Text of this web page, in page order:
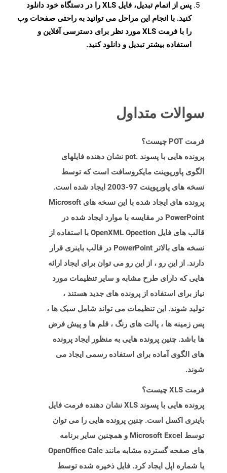
پس از اتمام تبدیل، فایل XLS را در دستگاه خود دانلود
کنید. با انجام این مراحل می توانید به راحتی صفحات وب
را با فرمت XLS مورد نظر برای دسترسی آفلاین و
استفاده بیشتر تبدیل و دانلود کنید.
سوالات متداول
فرمت POT چیست؟
پرونده هایی با پسوند .pot نشان دهنده فایلهای
الگوی پاورپوینت مایکروسافت است که توسط
نسخه های پاورپوینت 97-2003 ایجاد شده است.
پرونده های ایجاد شده با این نسخه های Microsoft
PowerPoint در مقایسه با موارد ایجاد شده در
قالب های فایل OpenXML Opection با استفاده از
نسخه های بالاتر PowerPoint در قالب باینری قرار
دارند. از این رو ، از این رو می توان برای ایجاد ارائه
هایی که دارای طرح مشابه و سایر تنظیمات مورد
نیاز برای استفاده از پرونده های جدید هستند ،
تولید شوند. این تنظیمات می تواند شامل سبک ها ،
پس زمینه ها ، پالت های رنگ ، قلم ها و پیش فرض
ها باشد. چنین پرونده هایی به منظور ایجاد پرونده
های الگوی آماده برای استفاده رسمی ایجاد می
شوند.
فرمت XLS چیست؟
پرونده هایی با پسوند XLS نشان دهنده فرمت فایل
باینری اکسل است. چنین پرونده هایی را می توان
توسط Microsoft Excel و همچنین سایر برنامه
های صفحه گسترده مشابه مانند OpenOffice Calc
یا شماره اپل ایجاد کرد. فایل ذخیره شده توسط